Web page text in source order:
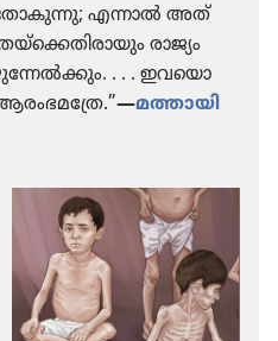
എന്നാൽ അത്‌
രാജ്യം
. . . ഇവയൊ​
—മത്തായി